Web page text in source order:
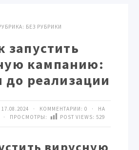
БЕЗ РУБРИКИ
запустить
кампанию:
до реализации
· КОММЕНТАРИИ: 0 · НА
· ПРОСМОТРЫ:
POST VIEWS: 529